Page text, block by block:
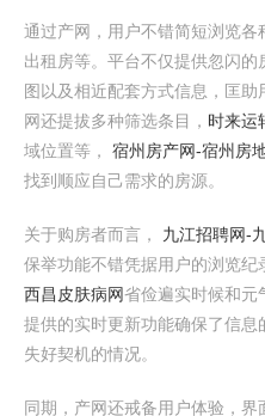
通过产网，用户不错简短浏览各
出租房等。平台不仅提供忽闪
图以及相近配套方式信息，匡
网还提拔多种筛选条目， 时来运
域位置等， 宿州房产网-宿州房
找到顺应自己需求的房源。
关于购房者而言， 九江招聘网-
保举功能不错凭据用户的浏览纪
西昌皮肤病网省俭遍实时候和元
提供的实时更新功能确保了信
失好契机的情况。
同期，产网还戒备用户体验，